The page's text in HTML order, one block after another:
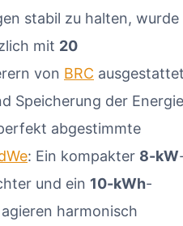
stabil zu halten, wurde
mit 20
von BRC
Speicherung der Energie
abgestimmte
: Ein kompakter 8-kW
und ein 10-kWh-
harmonisch